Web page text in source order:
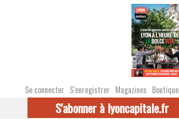
Se connecter S’enregistrer Magazines Boutique
S'abonner à lyoncapitale.fr